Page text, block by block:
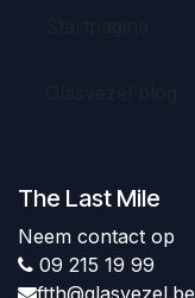
The Last Mile
Neem contact op
09 215 19 99
ftth@glasvezel.be